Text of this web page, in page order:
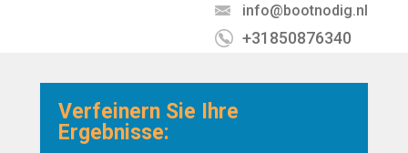
info@bootnodig.nl
+31850876340
Verfeinern Sie Ihre
Ergebnisse: